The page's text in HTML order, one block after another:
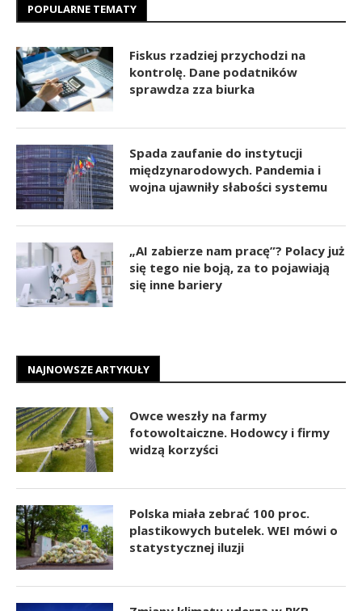
POPULARNE TEMATY
Fiskus rzadziej przychodzi na
kontrolę. Dane podatników
sprawdza zza biurka
Spada zaufanie do instytucji
międzynarodowych. Pandemia i
wojna ujawniły słabości systemu
„AI zabierze nam pracę”? Polacy już
się tego nie boją, za to pojawiają
się inne bariery
NAJNOWSZE ARTYKUŁY
Owce weszły na farmy
fotowoltaiczne. Hodowcy i firmy
widzą korzyści
Polska miała zebrać 100 proc.
plastikowych butelek. WEI mówi o
statystycznej iluzji